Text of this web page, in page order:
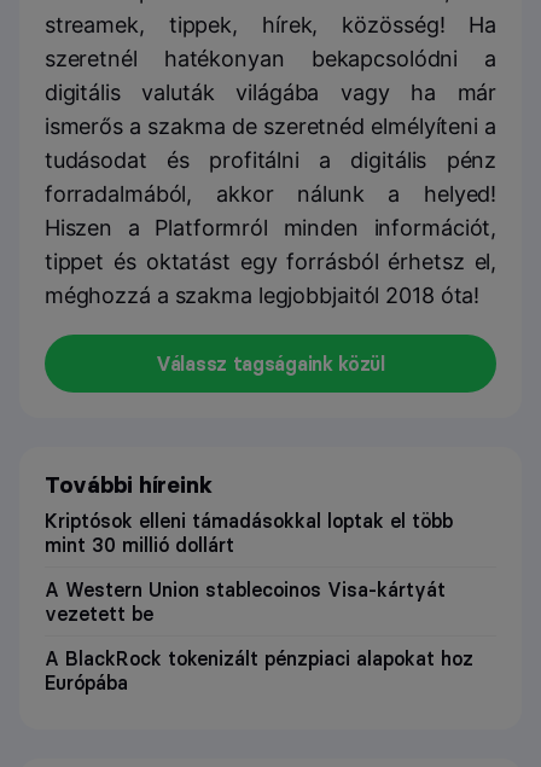
streamek, tippek, hírek, közösség! Ha
szeretnél hatékonyan bekapcsolódni a
digitális valuták világába vagy ha már
ismerős a szakma de szeretnéd elmélyíteni a
tudásodat és profitálni a digitális pénz
forradalmából, akkor nálunk a helyed!
Hiszen a Platformról minden információt,
tippet és oktatást egy forrásból érhetsz el,
méghozzá a szakma legjobbjaitól 2018 óta!
Válassz tagságaink közül
További híreink
Kriptósok elleni támadásokkal loptak el több
mint 30 millió dollárt
A Western Union stablecoinos Visa-kártyát
vezetett be
A BlackRock tokenizált pénzpiaci alapokat hoz
Európába